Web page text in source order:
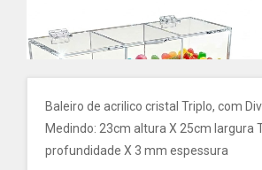
Baleiro de acrilico cristal Triplo, com
Medindo: 23cm altura X 25cm largura
profundidade X 3 mm espessura